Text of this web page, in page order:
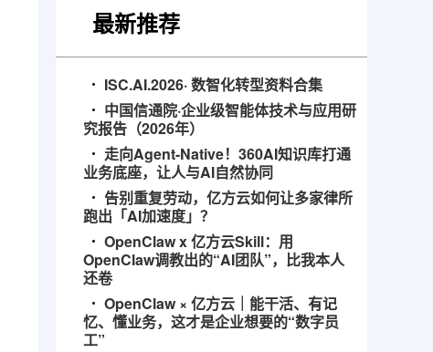
最新推荐
ISC.AI.2026· 数智化转型资料合集
中国信通院·企业级智能体技术与应用研
究报告（2026年）
走向Agent-Native！360AI知识库打通
业务底座，让人与AI自然协同
告别重复劳动，亿方云如何让多家律所
跑出「AI加速度」？
OpenClaw x 亿方云Skill：用
OpenClaw调教出的“AI团队”，比我本人
还卷
OpenClaw × 亿方云｜能干活、有记
忆、懂业务，这才是企业想要的“数字员
工”